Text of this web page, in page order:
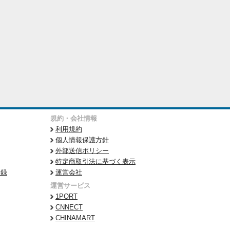
規約・会社情報
利用規約
個人情報保護方針
外部送信ポリシー
特定商取引法に基づく表示
運営会社
運営サービス
1PORT
CNNECT
CHINAMART